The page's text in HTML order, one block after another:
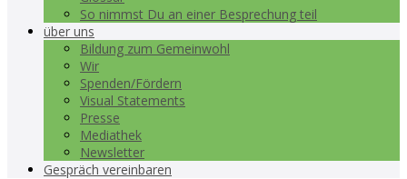
So nimmst Du an einer Besprechung teil
über uns
Bildung zum Gemeinwohl
Wir
Spenden/Fördern
Visual Statements
Presse
Mediathek
Newsletter
Gespräch vereinbaren